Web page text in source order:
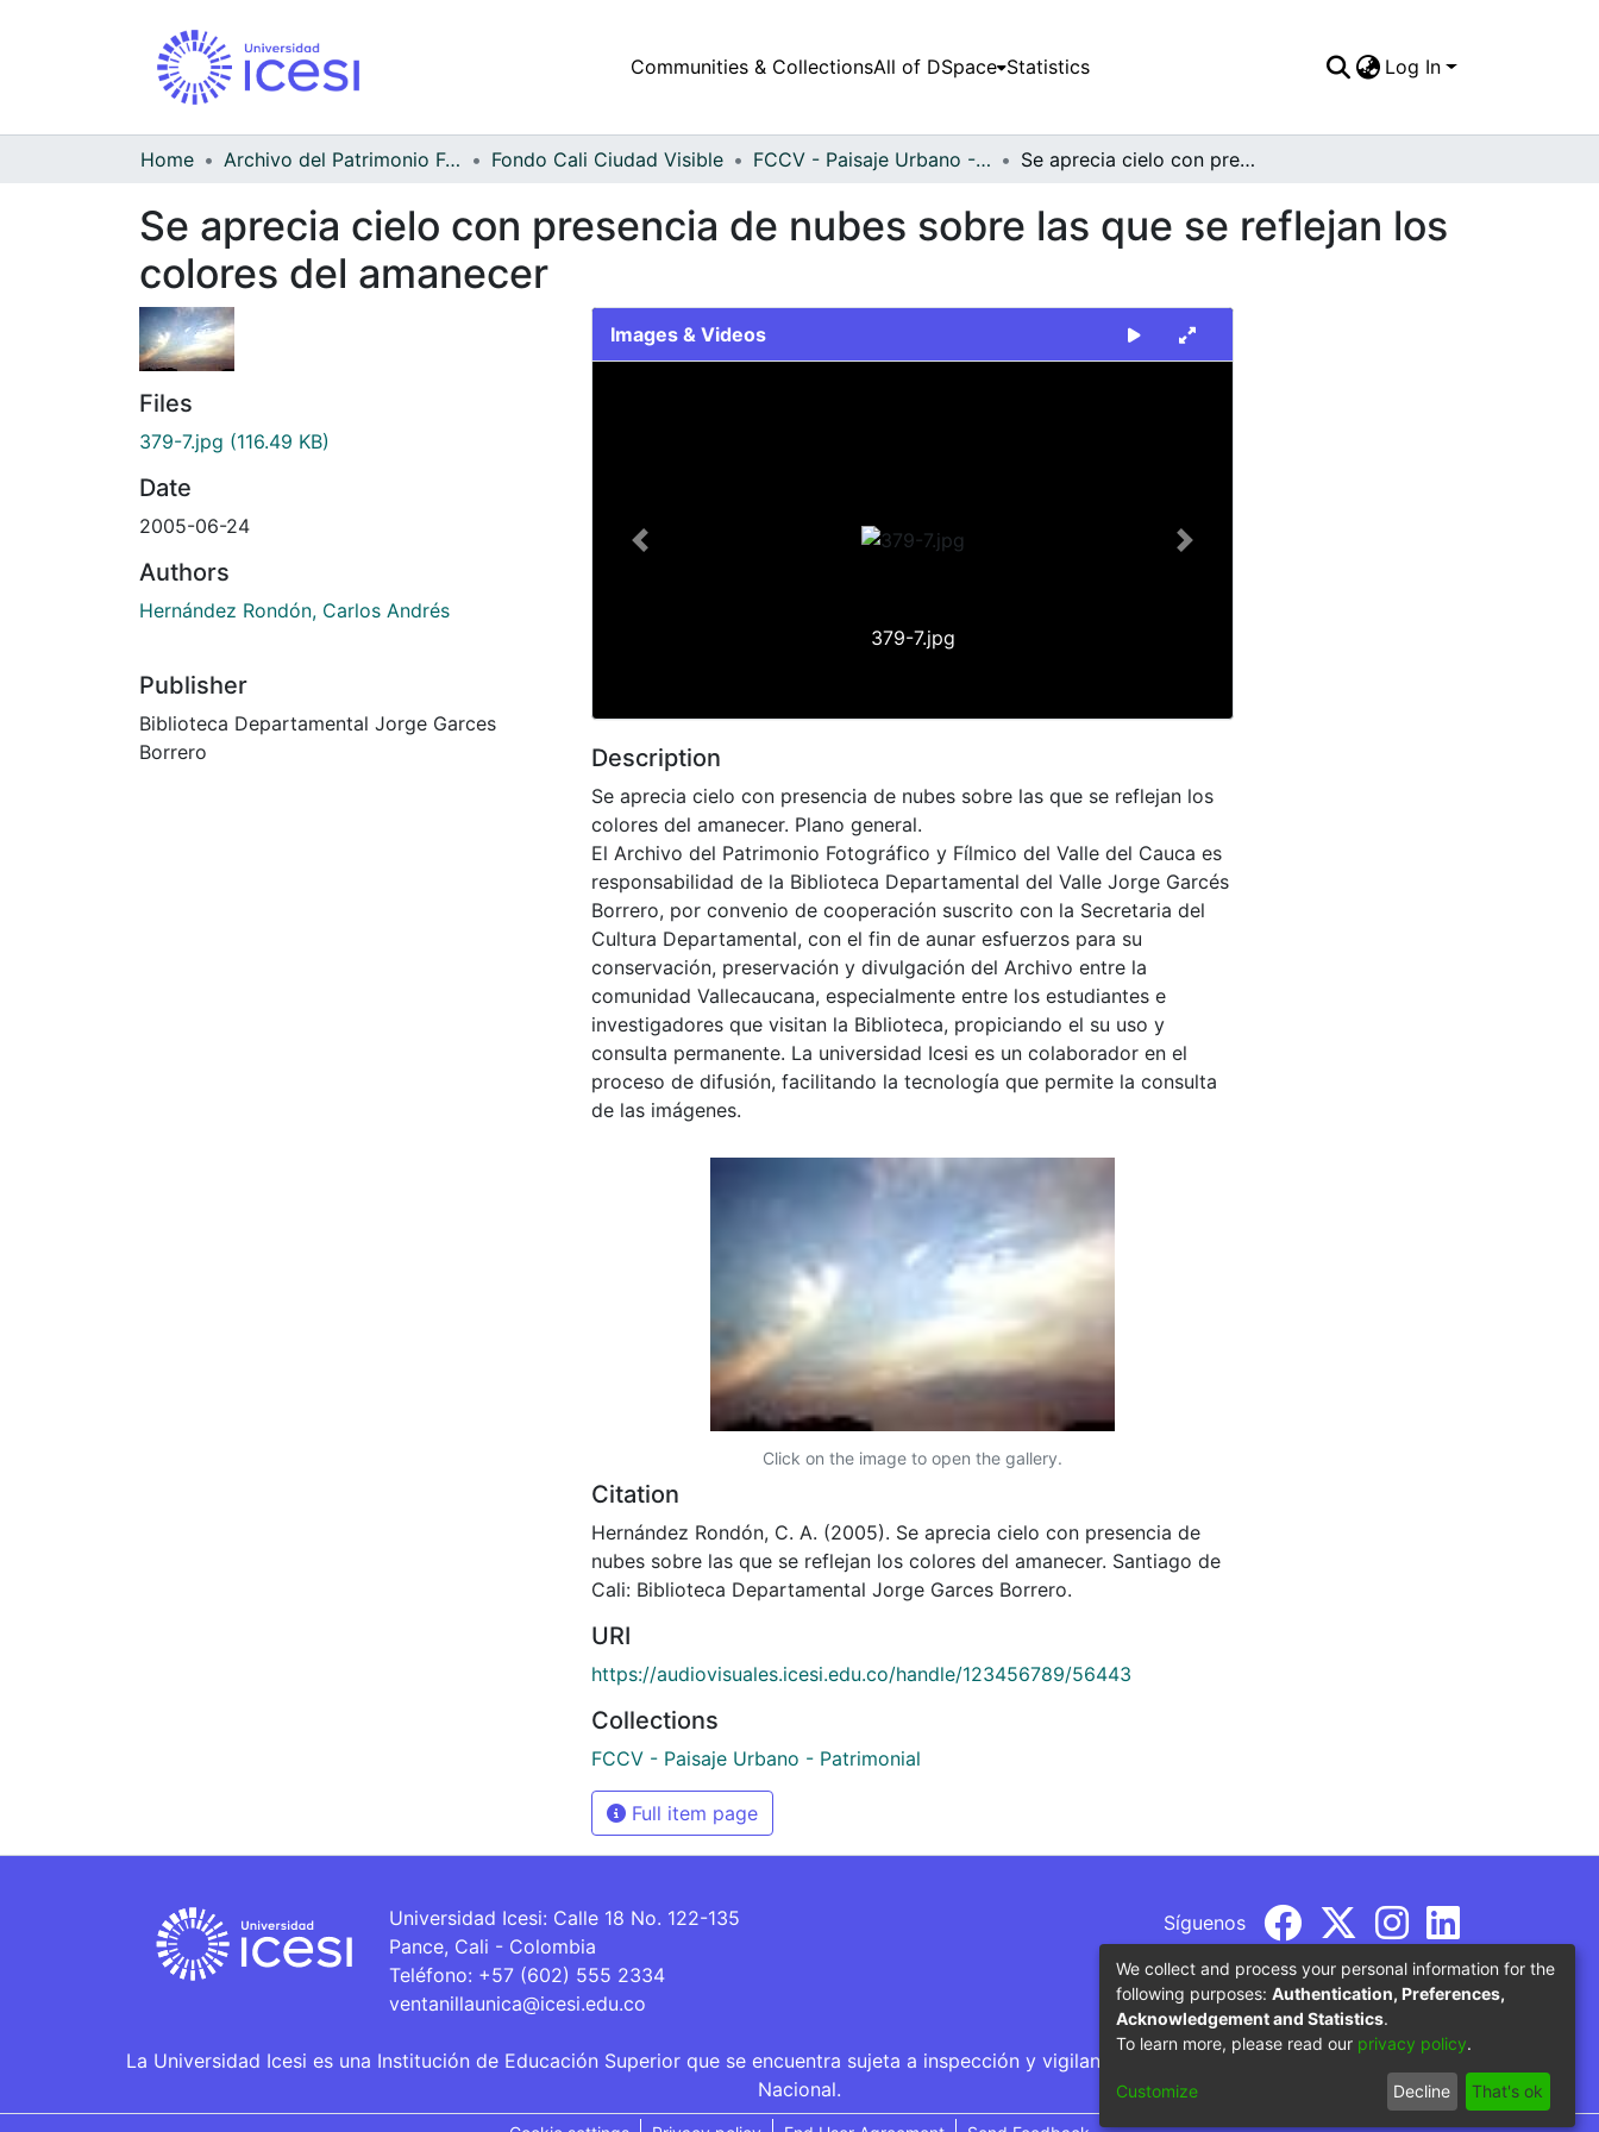
Communities & CollectionsAll of DSpace Statistics Log In
Home Archivo del Patrimonio Fotográfico y Fílmico del Valle del Cauca Fondo Cali Ciudad Visible FCCV - Paisaje Urbano - Patrimonial Se aprecia cielo con presencia de nubes sobre las que se reflejan los colores del amanecer
Se aprecia cielo con presencia de nubes sobre las que se reflejan los
colores del amanecer
Files
379-7.jpg (116.49 KB)
Date
2005-06-24
Authors
Hernández Rondón, Carlos Andrés
Publisher
Biblioteca Departamental Jorge Garces
Borrero
Images & Videos
379-7.jpg
Previous Next
Description
Se aprecia cielo con presencia de nubes sobre las que se reflejan los
colores del amanecer. Plano general.
El Archivo del Patrimonio Fotográfico y Fílmico del Valle del Cauca es
responsabilidad de la Biblioteca Departamental del Valle Jorge Garcés
Borrero, por convenio de cooperación suscrito con la Secretaria del
Cultura Departamental, con el fin de aunar esfuerzos para su
conservación, preservación y divulgación del Archivo entre la
comunidad Vallecaucana, especialmente entre los estudiantes e
investigadores que visitan la Biblioteca, propiciando el su uso y
consulta permanente. La universidad Icesi es un colaborador en el
proceso de difusión, facilitando la tecnología que permite la consulta
de las imágenes.
Click on the image to open the gallery.
Citation
Hernández Rondón, C. A. (2005). Se aprecia cielo con presencia de
nubes sobre las que se reflejan los colores del amanecer. Santiago de
Cali: Biblioteca Departamental Jorge Garces Borrero.
URI
https://audiovisuales.icesi.edu.co/handle/123456789/56443
Collections
FCCV - Paisaje Urbano - Patrimonial
Full item page
Universidad Icesi: Calle 18 No. 122-135
Pance, Cali - Colombia
Teléfono: +57 (602) 555 2334
ventanillaunica@icesi.edu.co
Síguenos
La Universidad Icesi es una Institución de Educación Superior que se encuentra sujeta a inspección y vigilancia por parte del Ministerio de Educación
Nacional.
We collect and process your personal information for the
following purposes: Authentication, Preferences,
Acknowledgement and Statistics.
To learn more, please read our privacy policy.
Customize Decline That's ok